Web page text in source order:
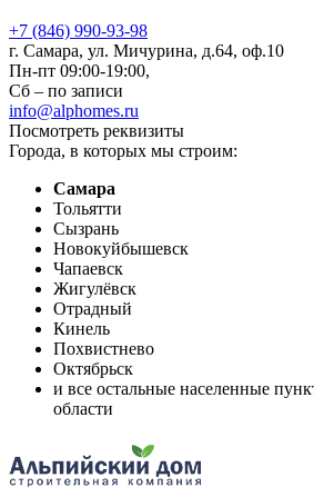
+7 (846) 990-93-98
г. Самара, ул. Мичурина, д.64, оф.10
Пн-пт 09:00-19:00,
Сб – по записи
info@alphomes.ru
Посмотреть реквизиты
Города, в которых мы строим:
Самара
Тольятти
Сызрань
Новокуйбышевск
Чапаевск
Жигулёвск
Отрадный
Кинель
Похвистнево
Октябрьск
и все остальные населенные
области